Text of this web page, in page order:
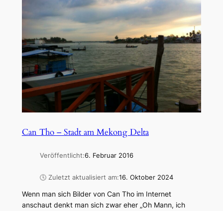
Can Tho – Stadt am Mekong Delta
Veröffentlicht:6. Februar 2016
🕓 Zuletzt aktualisiert am:16. Oktober 2024
Wenn man sich Bilder von Can Tho im Internet
anschaut denkt man sich zwar eher „Oh Mann, ich